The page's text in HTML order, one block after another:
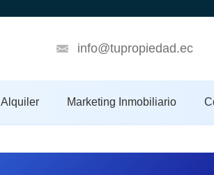
info@tupropiedad.ec
Alquiler Marketing Inmobiliario